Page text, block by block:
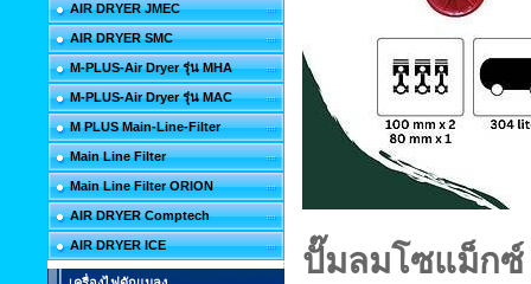
AIR DRYER JMEC
AIR DRYER SMC
M-PLUS-Air Dryer รุ่น MHA
M-PLUS-Air Dryer รุ่น MAC
M PLUS Main-Line-Filter
Main Line Filter
Main Line Filter ORION
AIR DRYER Comptech
AIR DRYER ICE
ปั๊มลมโซแม็กซ์